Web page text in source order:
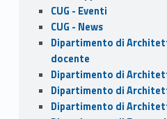
CUG - Eventi
CUG - News
Dipartimento di
docente
Dipartimento di
Dipartimento di
Dipartimento di